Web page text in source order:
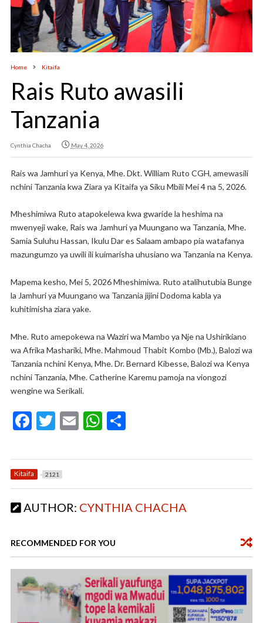
Home Kitaifa
Rais Ruto awasili
Tanzania
Cynthia Chacha May 4, 2026
Rais wa Jamhuri ya Kenya, Mhe. Dkt. William Ruto CGH, amewasili
nchini Tanzania kwa Ziara ya Kitaifa ya Siku Mbili Mei 4 na 5, 2026.
Mheshimiwa Ruto atapokelewa kwa gwaride la heshima na
mwenyeji wake, Rais wa Jamhuri ya Muungano wa Tanzania, Mhe.
Samia Suluhu Hassan, Ikulu Dar es Salaam ambapo pia watafanya
mazungumzo ya uwili ili kuimarisha uhusiano wa Tanzania na Kenya.
Mapema kesho, Mei 5, 2026 Mheshimiwa. Ruto atalihutubia Bunge
la Jamhuri ya Muungano wa Tanzania jijini Dodoma kabla ya
kuhitimisha ziara yake.
Mhe. Ruto amepokewa na Waziri wa Mambo ya Nje na Ushirikiano
wa Afrika Mashariki, Mhe. Mahmoud Thabit Kombo (Mb.), Balozi wa
Tanzania nchini Kenya, Mhe. Dr. Bernard Kibesse, Balozi wa Kenya
nchini Tanzania, Mhe. Catherine Karemu pamoja na viongozi
wengine wa Serikali.
F
e
b
o
o
T
itt
er
E
ai
W
at
A
p
S
ar
Kitaifa 2121
AUTHOR: CYNTHIA CHACHA
RECOMMENDED FOR YOU